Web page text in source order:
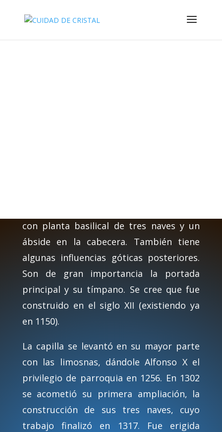
con planta basilical de tres naves y un
ábside en la cabecera. También tiene
algunas influencias góticas posteriores.
Son de gran importancia la portada
principal y su tímpano. Se cree que fue
construido en el siglo XII (existiendo ya
en 1150).
La capilla se levantó en su mayor parte
con las limosnas, dándole Alfonso X el
privilegio de parroquia en 1256. En 1302
se acometió su primera ampliación, la
construcción de sus tres naves, cuyo
trabajo finalizó en 1317. Fue erigida